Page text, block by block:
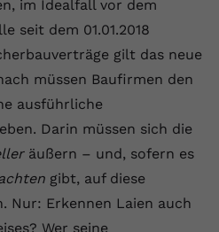
im Idealfall vor dem
seit dem 01.01.2018
gilt das neue
müssen Baufirmen den
ausführliche
Darin müssen sich die
äußern – und, sofern es
gibt, auf diese
Nur: Erkennen Laien auch
Wer seine
wird verwendet, um die
von
Informationen zu sammeln,
eine eindeutige ID zum
von Videos auf der Website